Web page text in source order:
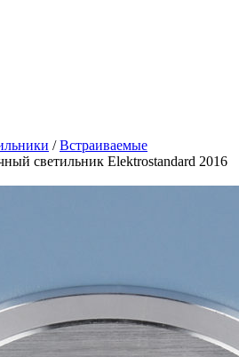
/Встраиваемые
светильник Elektrostandard 2016